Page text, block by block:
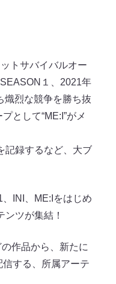
トサバイバルオー
１、2021年
熾烈な競争を勝ち抜
として“ME:I”がメ
記録するなど、大ブ
INI、ME:Iをはじめ
ツが集結！
作品から、新たに
する、所属アーテ